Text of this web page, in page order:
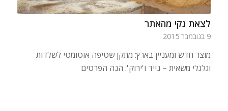
לצאת נקי מהאתר
9 בנובמבר 2015
מוצר חדש ומעניין בארץ: מתקן שטיפה אוטומטי לשלדות
וגלגלי משאית – נייד ו'ירוק'. הנה הפרטים